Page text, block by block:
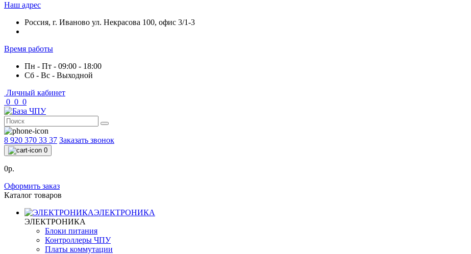
Наш адрес
Россия, г. Иваново ул. Некрасова 100, офис 3/1-3
Время работы
Пн - Пт - 09:00 - 18:00
Сб - Вс - Выходной
Личный кабинет
0 0 0
8 920 370 33 37 Заказать звонок
0
0р.
Оформить заказ
Каталог товаров
ЭЛЕКТРОНИКА
ЭЛЕКТРОНИКА
Блоки питания
Контроллеры ЧПУ
Платы коммутации